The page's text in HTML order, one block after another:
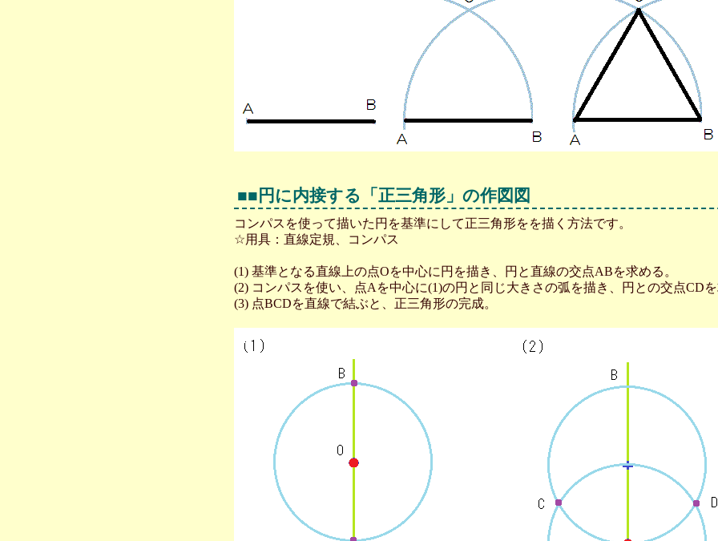
■■円に内接する「正三角形」の作図図
コンパスを使って描いた円を基準にして正三角形をを描く方法です。
☆用具：直線定規、コンパス
(1) 基準となる直線上の点Oを中心に円を描き、円と直線の交点ABを求める。
(2) コンパスを使い、点Aを中心に(1)の円と同じ大きさの弧を描き、円との交点CD
(3) 点BCDを直線で結ぶと、正三角形の完成。